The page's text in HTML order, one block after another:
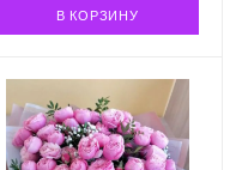
В КОРЗИНУ